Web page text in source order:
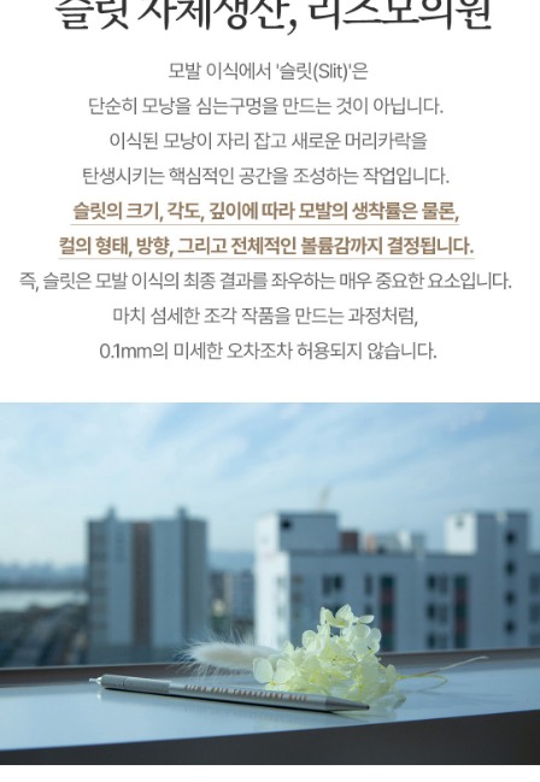
나는 어떤 탈모에 해당 되는지
궁금하지 않으신가요?
확인해보세요!😊
남편을 위한 깜짝 선물! 흔하지
않은 선물 추천🎁✨
누군가를 위해 준비한 선물🎁이
단순히 물건이 아니라,
그 사람의 자신감과 행복을
되찾아주는 것이라면
리즈모에서 선물의 의미에 대해
이야기 나눠볼까요~
모발이식 후 머리 감아도 될까요?
🤔집에서 관리하는 모발이식!
리즈모에서 올바른 샴푸 방법을
알려드립니다✨
이식된 모발이 건강하게 생착되기
위해서 모발이식 후 관리가 정말
중요해요! 💇‍♀️
리즈모에 방문하셔서 관리 받으시면
좋겠지만, 어려운 분들도 계실
거예요😌
모발이식 후 올바른 샴푸 방법과
주의 사항이 궁금하시다면 오늘
영상 놓치지 마세요👀
리즈모 원장님의 끊임없는 발전을
위한 학회 브이로그~!
리즈모의원은
비절개 모발이식을 집중하여
진행하고 있습니다.
좀 더 나은 결과를 보여드릴 수
모발이식과 관련된 학회 및 강연
등을 다니시며
공유하고 의견을 나누고 계십니다.
내 머리의 진짜 주인공이 되는 곳!
바탕으로, 고객 한 분 한 분의
story! 모발이식 과정 공개!
불구하고
밀도에 아쉬움이 남아 리즈모의원
대전점을 찾아오셨다구요??
리즈모의원 모발이식, 이렇게
진행됩니다!
2022년 중앙일보 히트브랜드 대상,
비절개모발이식 부문을 수상한
리즈모의원입니다.
미국모발이식자격의(ABHRS)
하창호 대표원장님이 DNI슬릿
비절개모발이식만 진행하는데요.
다수의 특허를 보유한 기술력과
합리적인 비용으로 탈모인들에게
리즈모에서 고밀도 이식 노하우를
대공개 합니다😉
저희 리즈모에서는 국내 최초
모낭수득률이 높이고 있으며